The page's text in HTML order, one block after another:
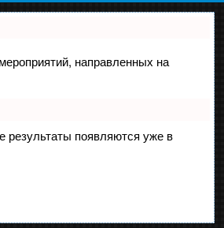
направленных на
результаты появляются уже в